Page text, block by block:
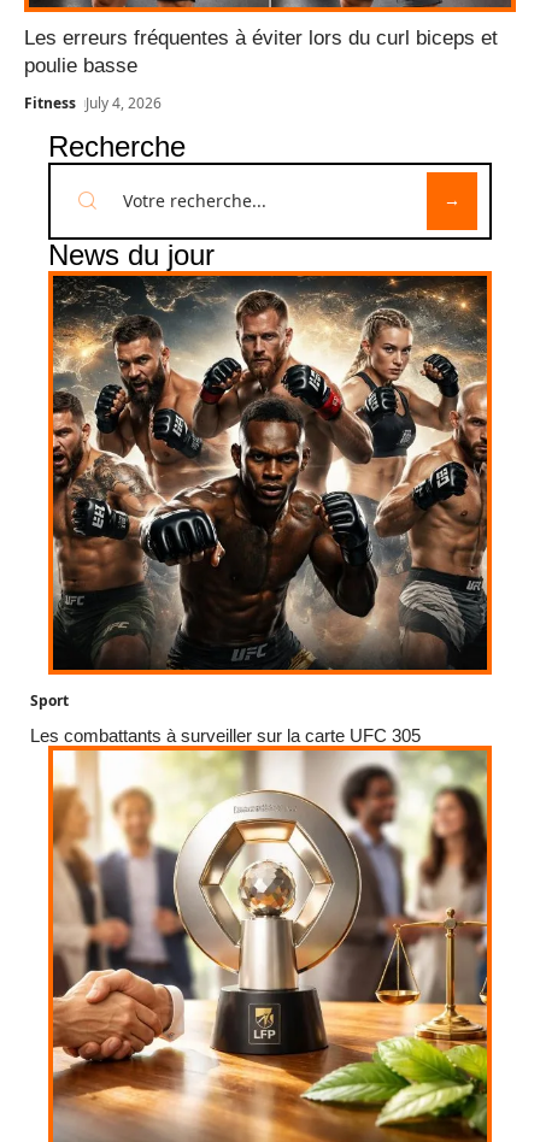
Les erreurs fréquentes à éviter lors du curl biceps et
poulie basse
Fitness July 4, 2026
Recherche
News du jour
Sport
Les combattants à surveiller sur la carte UFC 305